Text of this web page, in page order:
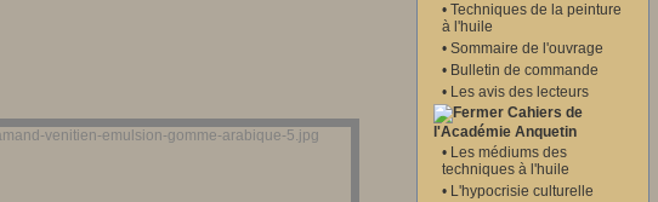
• Techniques de la peinture
à l'huile
• Sommaire de l'ouvrage
• Bulletin de commande
• Les avis des lecteurs
Cahiers de
l'Académie Anquetin
• Les médiums des
techniques à l'huile
• L'hypocrisie culturelle